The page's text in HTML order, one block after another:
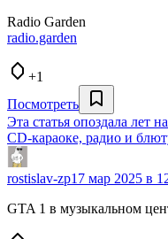
Radio Garden
radio.garden
+1
Посмотреть
Эта статья опоздала лет
CD-караоке, радио и
rostislav-zp17 мар 2025 в
GTA 1 в музыкальном